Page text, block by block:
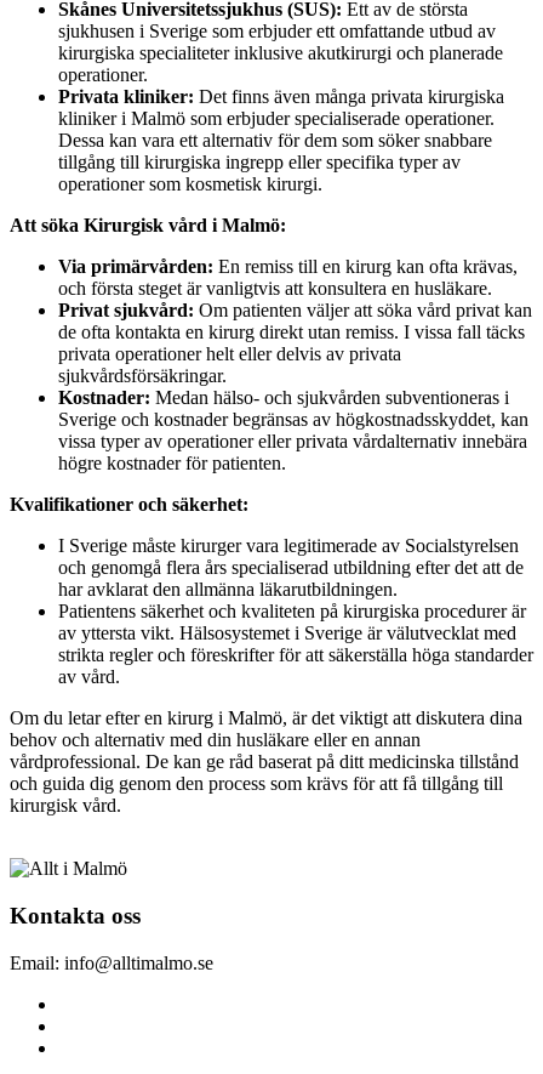
Skånes Universitetssjukhus (SUS): Ett av de största
sjukhusen i Sverige som erbjuder ett omfattande utbud av
kirurgiska specialiteter inklusive akutkirurgi och planerade
operationer.
Privata kliniker: Det finns även många privata kirurgiska
kliniker i Malmö som erbjuder specialiserade operationer.
Dessa kan vara ett alternativ för dem som söker snabbare
tillgång till kirurgiska ingrepp eller specifika typer av
operationer som kosmetisk kirurgi.
Att söka Kirurgisk vård i Malmö:
Via primärvården: En remiss till en kirurg kan ofta krävas,
och första steget är vanligtvis att konsultera en husläkare.
Privat sjukvård: Om patienten väljer att söka vård privat kan
de ofta kontakta en kirurg direkt utan remiss. I vissa fall täcks
privata operationer helt eller delvis av privata
sjukvårdsförsäkringar.
Kostnader: Medan hälso- och sjukvården subventioneras i
Sverige och kostnader begränsas av högkostnadsskyddet, kan
vissa typer av operationer eller privata vårdalternativ innebära
högre kostnader för patienten.
Kvalifikationer och säkerhet:
I Sverige måste kirurger vara legitimerade av Socialstyrelsen
och genomgå flera års specialiserad utbildning efter det att de
har avklarat den allmänna läkarutbildningen.
Patientens säkerhet och kvaliteten på kirurgiska procedurer är
av yttersta vikt. Hälsosystemet i Sverige är välutvecklat med
strikta regler och föreskrifter för att säkerställa höga standarder
av vård.
Om du letar efter en kirurg i Malmö, är det viktigt att diskutera dina
behov och alternativ med din husläkare eller en annan
vårdprofessional. De kan ge råd baserat på ditt medicinska tillstånd
och guida dig genom den process som krävs för att få tillgång till
kirurgisk vård.
Kontakta oss
Email: info@alltimalmo.se